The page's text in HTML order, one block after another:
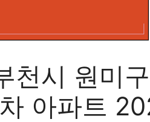
천시 원미
아파트